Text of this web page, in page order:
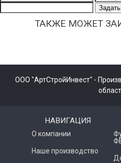
ТАКЖЕ МОЖЕТ
ООО "АртСтройИнвест" -
НАВИГАЦИЯ
О компании
Наше производство